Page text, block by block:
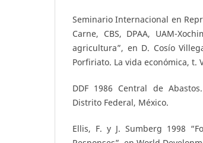
Seminario Internacional en
Carne, CBS, DPAA, UAM-
agricultura”, en D. Cosío
Porfiriato. La vida económica, t.
DDF 1986 Central de
Distrito Federal, México.
Ellis, F. y J. Sumberg 1998